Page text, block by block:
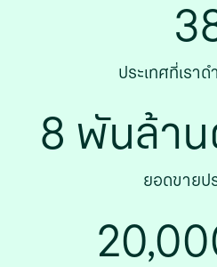
ประเทศที่เราดํ
8 พันล้า
ยอดขายป